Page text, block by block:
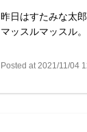
昨日はすたみな太
マッスルマッスル。
Posted at 2021/11/04